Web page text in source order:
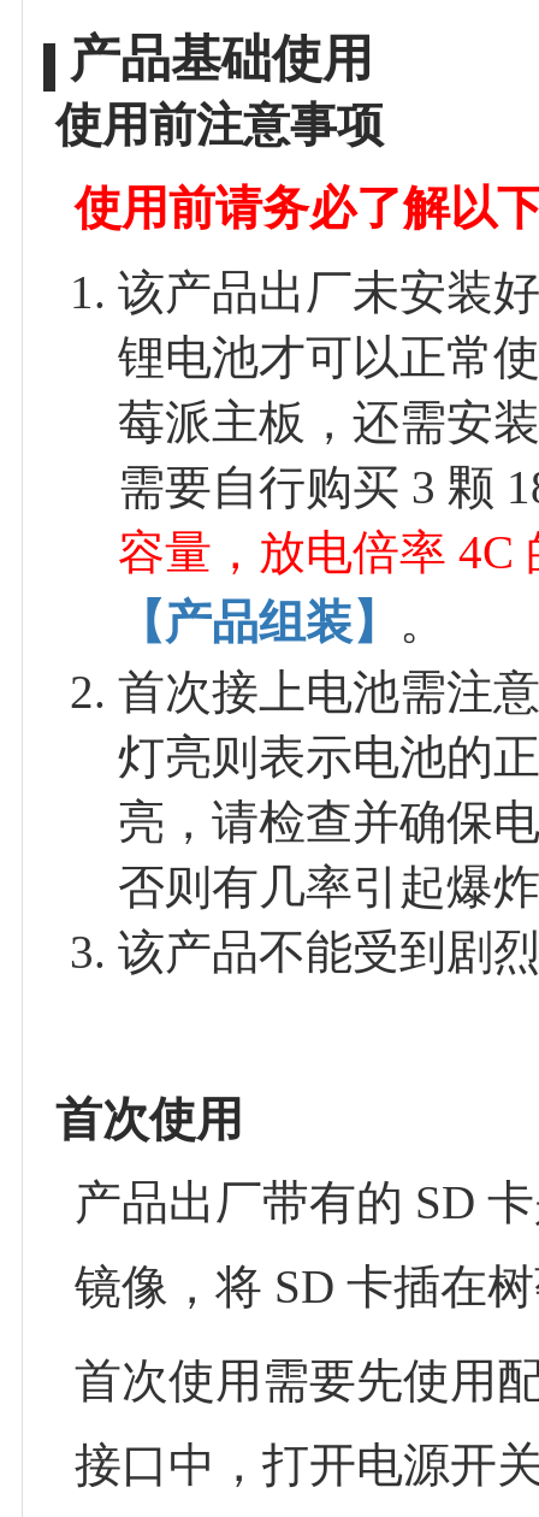
产品基础使用
使用前注意事项
使用前请务必了解以
该产品出厂未安装
锂电池才可以正常
莓派主板，还需安
需要自行购买 3 颗
容量，放电倍率 4C
【产品组装】
。
首次接上电池需注
灯亮则表示电池的
亮，请检查并确保
否则有几率引起爆
该产品不能受到剧
首次使用
产品出厂带有的 SD
镜像，将 SD 卡插在
首次使用需要先使用
接口中，打开电源开